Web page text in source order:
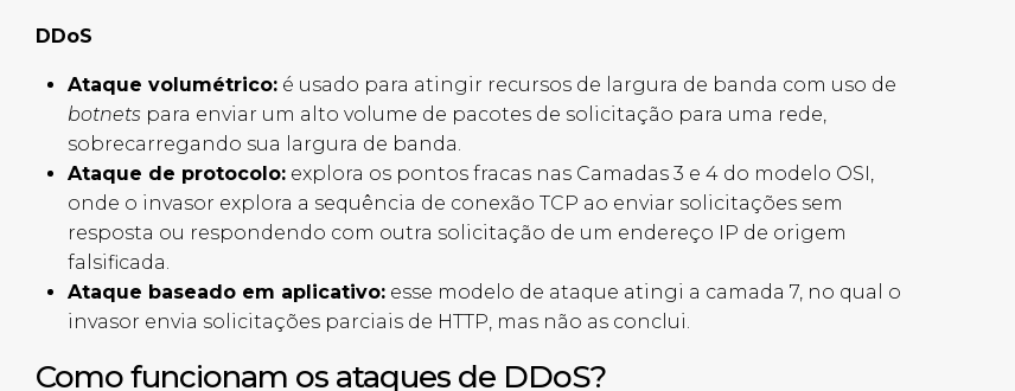
DDoS
Ataque volumétrico: é usado para atingir recursos de largura de banda com uso de
botnets para enviar um alto volume de pacotes de solicitação para uma rede,
sobrecarregando sua largura de banda.
Ataque de protocolo: explora os pontos fracas nas Camadas 3 e 4 do modelo OSI,
onde o invasor explora a sequência de conexão TCP ao enviar solicitações sem
resposta ou respondendo com outra solicitação de um endereço IP de origem
falsificada.
Ataque baseado em aplicativo: esse modelo de ataque atingi a camada 7, no qual o
invasor envia solicitações parciais de HTTP, mas não as conclui.
Como funcionam os ataques de DDoS?